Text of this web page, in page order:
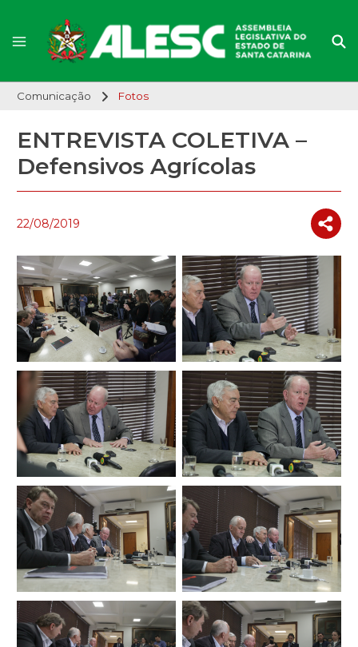
Comunicação Fotos
ENTREVISTA COLETIVA –
Defensivos Agrícolas
22/08/2019